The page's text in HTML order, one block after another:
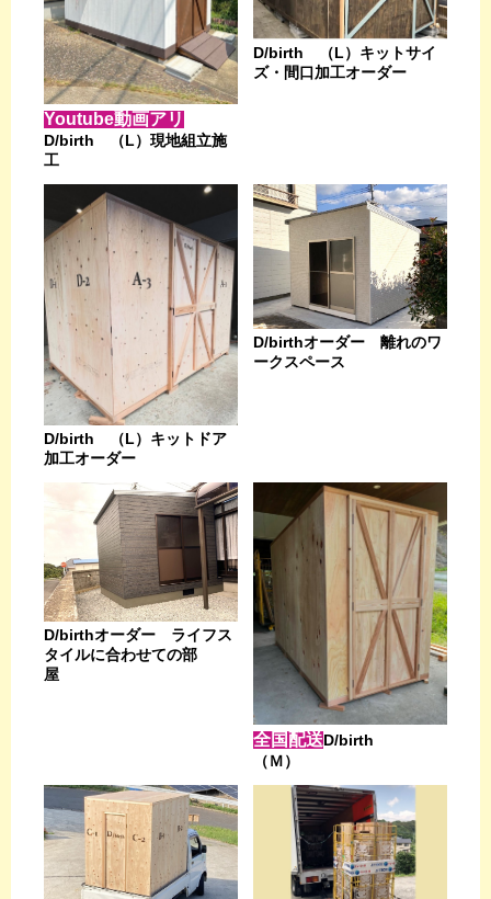
Youtube動画アリ
D/birth （L）現地組立施
工
D/birth （L）キットサイ
ズ・間口加工オーダー
D/birth （L）キットドア
加工オーダー
D/birthオーダー 離れのワ
ークスペース
D/birthオーダー ライフス
タイルに合わせての部
屋
全国配送D/birth
（Ｍ）